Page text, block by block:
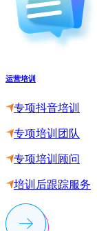
运营培训
专项抖音培训
专项培训团队
专项培训顾问
培训后跟踪服务